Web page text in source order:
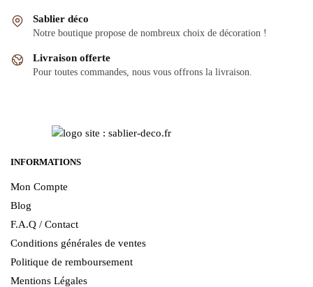
Sablier déco
Notre boutique propose de nombreux choix de décoration !
Livraison offerte
Pour toutes commandes, nous vous offrons la livraison.
INFORMATIONS
Mon Compte
Blog
F.A.Q / Contact
Conditions générales de ventes
Politique de remboursement
Mentions Légales